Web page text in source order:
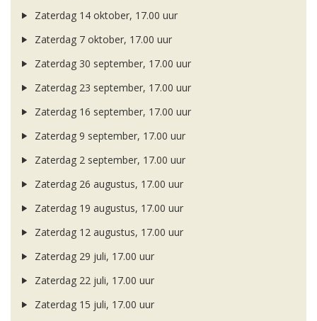
Zaterdag 14 oktober, 17.00 uur
Zaterdag 7 oktober, 17.00 uur
Zaterdag 30 september, 17.00 uur
Zaterdag 23 september, 17.00 uur
Zaterdag 16 september, 17.00 uur
Zaterdag 9 september, 17.00 uur
Zaterdag 2 september, 17.00 uur
Zaterdag 26 augustus, 17.00 uur
Zaterdag 19 augustus, 17.00 uur
Zaterdag 12 augustus, 17.00 uur
Zaterdag 29 juli, 17.00 uur
Zaterdag 22 juli, 17.00 uur
Zaterdag 15 juli, 17.00 uur